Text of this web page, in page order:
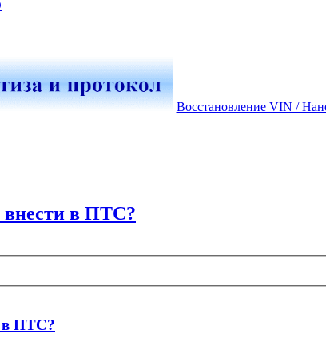
Восстановление VIN /
внести в ПТС?
в ПТС?